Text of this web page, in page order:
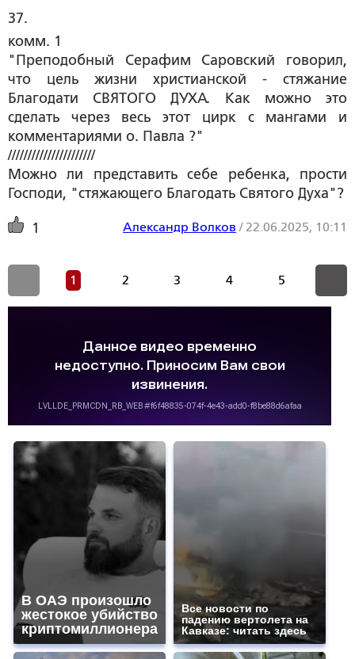
37.
комм. 1
"Преподобный Серафим Саровский говорил,
что цель жизни христианской - стяжание
Благодати СВЯТОГО ДУХА. Как можно это
сделать через весь этот цирк с мангами и
комментариями о. Павла ?"
//////////////////////
Можно ли представить себе ребенка, прости
Господи, "стяжающего Благодать Святого Духа"?
1 Александр Волков / 22.06.2025, 10:11
1 2 3 4 5
В ОАЭ произошло
жестокое убийство
криптомиллионера
Все новости по
падению вертолета на
Кавказе: читать здесь